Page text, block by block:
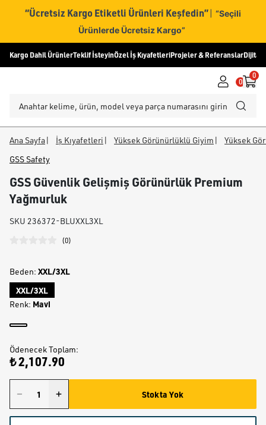
“Ücretsiz Kargo Etiketli Ürünleri Keşfedin” | “Seçili
Ürünlerde Ücretsiz Kargo”
Kargo Dahil ÜrünlerTeklif İsteyinÖzel İş KıyafetleriProjeler & ReferanslarDijital
0
0
Ana Sayfa| İş Kıyafetleri | Yüksek Görünürlüklü Giyim |
Yüksek
GSS Safety
GSS Güvenlik Gelişmiş Görünürlük Premium
Yağmurluk
SKU 236372-BLUXXL3XL
(0)
Beden: XXL/3XL
XXL/3XL
Renk: Mavi
Ödenecek Toplam:
₺ 2,107.90
Stokta Yok